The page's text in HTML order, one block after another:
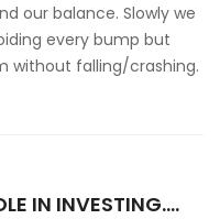
our balance. Slowly we
every bump but
without falling/crashing.
IN INVESTING….